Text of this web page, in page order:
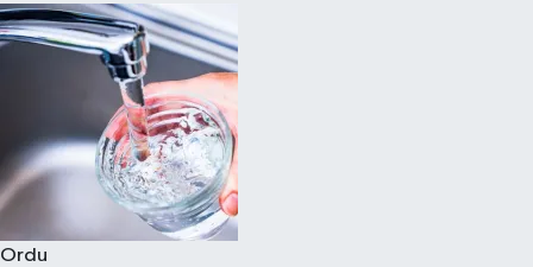
Ordu